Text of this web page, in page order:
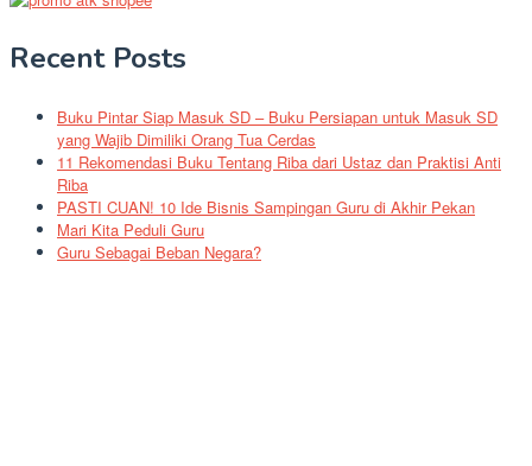
Recent Posts
Buku Pintar Siap Masuk SD – Buku Persiapan untuk Masuk SD
yang Wajib Dimiliki Orang Tua Cerdas
11 Rekomendasi Buku Tentang Riba dari Ustaz dan Praktisi Anti
Riba
PASTI CUAN! 10 Ide Bisnis Sampingan Guru di Akhir Pekan
Mari Kita Peduli Guru
Guru Sebagai Beban Negara?